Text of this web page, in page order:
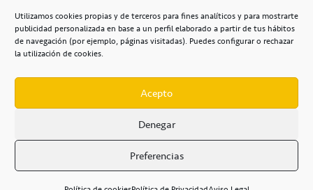
Utilizamos cookies propias y de terceros para fines analíticos y para mostrarte
publicidad personalizada en base a un perfil elaborado a partir de tus hábitos
de navegación (por ejemplo, páginas visitadas). Puedes configurar o rechazar
la utilización de cookies.
Acepto
Denegar
Preferencias
secretaria@cbcanarias.es
+34 922 253 684
Casa del Deporte / 38108 – La Laguna
POLÍTICA DE PRIVACIDAD / POLÍTICA DE COOKIES /
AVISO LEGAL / CONDICIONES